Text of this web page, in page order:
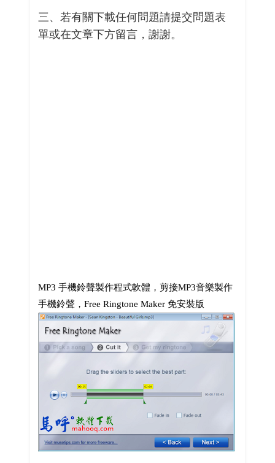
三、若有關下載任何問題請提交問題表
單或在文章下方留言，謝謝。
MP3 手機鈴聲製作程式軟體，剪接MP3音樂製作
手機鈴聲，Free Ringtone Maker 免安裝版